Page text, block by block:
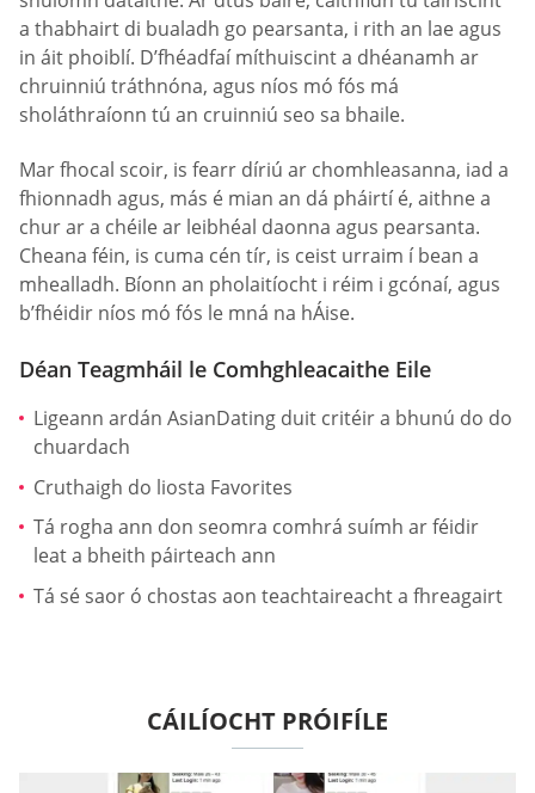
a thabhairt di bualadh go pearsanta, i rith an lae agus
in áit phoiblí. D’fhéadfaí míthuiscint a dhéanamh ar
chruinniú tráthnóna, agus níos mó fós má
sholáthraíonn tú an cruinniú seo sa bhaile.
Mar fhocal scoir, is fearr díriú ar chomhleasanna, iad a
fhionnadh agus, más é mian an dá pháirtí é, aithne a
chur ar a chéile ar leibhéal daonna agus pearsanta.
Cheana féin, is cuma cén tír, is ceist urraim í bean a
mhealladh. Bíonn an pholaitíocht i réim i gcónaí, agus
b’fhéidir níos mó fós le mná na hÁise.
Déan Teagmháil le Comhghleacaithe Eile
Ligeann ardán AsianDating duit critéir a bhunú do do
chuardach
Cruthaigh do liosta Favorites
Tá rogha ann don seomra comhrá suímh ar féidir
leat a bheith páirteach ann
Tá sé saor ó chostas aon teachtaireacht a fhreagairt
CÁILÍOCHT PRÓIFÍLE